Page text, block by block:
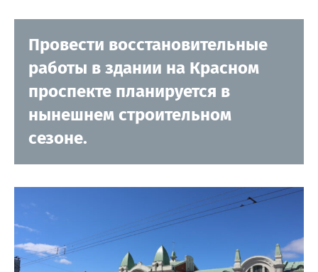
Провести восстановительные
работы в здании на Красном
проспекте планируется в
нынешнем строительном
сезоне.